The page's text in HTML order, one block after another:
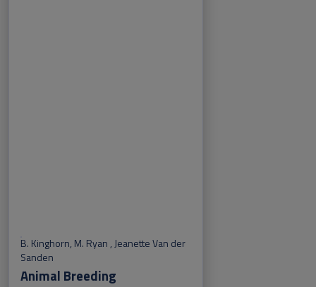
B. Kinghorn, M. Ryan,Jeanette Van der
Sanden
Animal Breeding